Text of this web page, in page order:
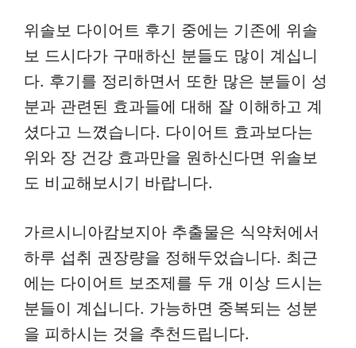
위솔보 다이어트 후기 중에는 기존에 위솔
보 드시다가 구매하신 분들도 많이 계십니
다. 후기를 정리하면서 또한 많은 분들이 성
분과 관련된 효과들에 대해 잘 이해하고 계
셨다고 느꼈습니다. 다이어트 효과보다는
위와 장 건강 효과만을 원하신다면 위솔보
도 비교해보시기 바랍니다.
가르시니아캄보지아 추출물은 식약처에서
하루 섭취 권장량을 정해두었습니다. 최근
에는 다이어트 보조제를 두 개 이상 드시는
분들이 계십니다. 가능하면 중복되는 성분
을 피하시는 것을 추천드립니다.